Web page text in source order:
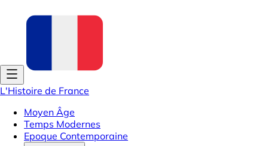
L'Histoire de France
Moyen Âge
Temps Modernes
Epoque Contemporaine